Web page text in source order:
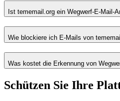
Ist tememail.org ein Wegwerf-E-Mail-
Wie blockiere ich E-Mails von
Was kostet die Erkennung von
Schützen Sie Ihre